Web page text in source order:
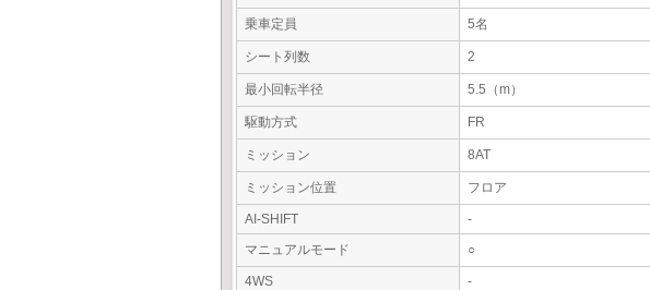
乗車定員 5名
シート列数 2
最小回転半径 5.5（m）
駆動方式 FR
ミッション 8AT
ミッション位置 フロア
AI-SHIFT
-
マニュアルモード
○
4WS
-